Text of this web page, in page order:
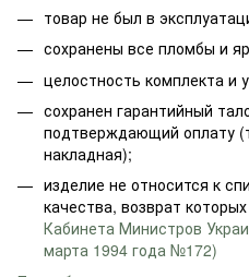
товар не был в
сохранены все пломбы и
целостность комплекта и
сохранен гарантийный
подтверждающий оплату
накладная);
изделие не относится к
качества, возврат
Кабинета Министров
марта 1994 года №172)